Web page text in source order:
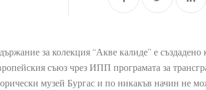
за колекция “Акве калиде” е
съюз чрез ИПП програмата за
музей Бургас и по никакъв начин не